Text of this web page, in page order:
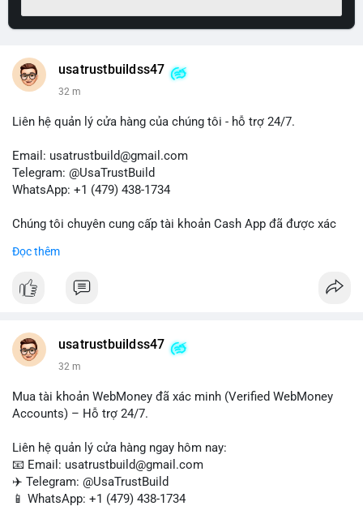
usatrustbuildss47
32 m
Liên hệ quản lý cửa hàng của chúng tôi - hỗ trợ 24/7.
Email: usatrustbuild@gmail.com
Telegram: @UsaTrustBuild
WhatsApp: +1 (479) 438-1734
Chúng tôi chuyên cung cấp tài khoản Cash App đã được xác
marketing, SEO, SMM, chuyển tiền, gửi tiền qua di động, thanh
#buyverifiedcashappaccounts #marketing
#trendingnow
#sendmoney
Đọc thêm
usatrustbuildss47
32 m
Mua tài khoản WebMoney đã xác minh (Verified WebMoney
Accounts) – Hỗ trợ 24/7.
Liên hệ quản lý cửa hàng ngay hôm nay:
📧 Email: usatrustbuild@gmail.com
✈️ Telegram: @UsaTrustBuild
📱 WhatsApp: +1 (479) 438-1734